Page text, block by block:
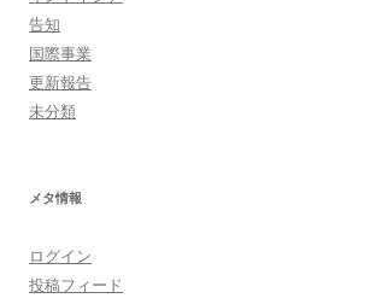
告知
国際事業
更新報告
未分類
メタ情報
ログイン
投稿フィード